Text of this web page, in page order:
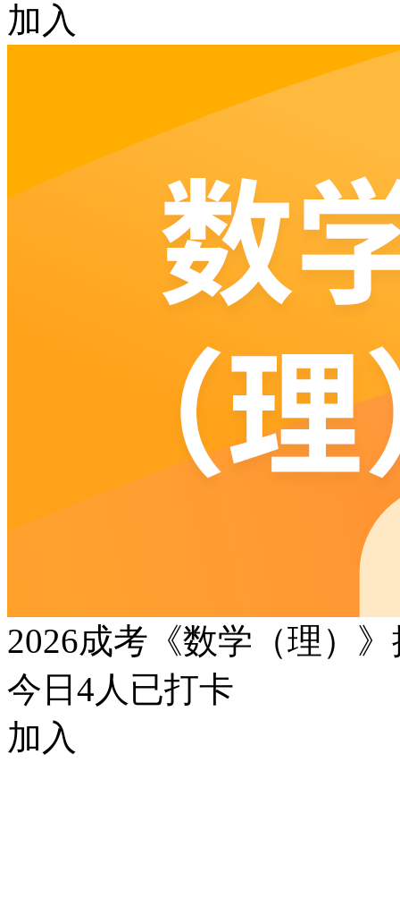
加入
2026成考《数学（理）
今日 4人已打卡
加入